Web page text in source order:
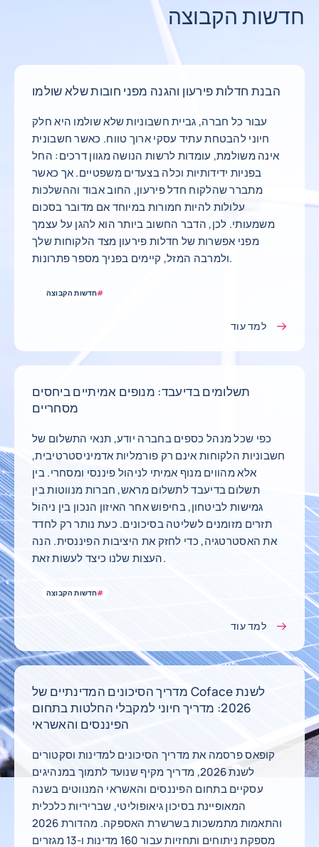
חדשות הקבוצה
הבנת חדלות פירעון והגנה מפני חובות שלא שולמו
עבור כל חברה, גביית חשבוניות שלא שולמו היא חלק
חיוני להבטחת עתיד עסקי ארוך טווח. כאשר חשבונית
אינה משולמת, עומדות לרשות הנושה מגוון דרכים: החל
בפניות ידידותיות וכלה בצעדים משפטיים. אך כאשר
מתברר שהלקוח חדל פירעון, החוב אבוד וההשלכות
עלולות להיות חמורות במיוחד אם מדובר בסכום
משמעותי. לכן, הדבר החשוב ביותר הוא להגן על עצמך
מפני אפשרות של חדלות פירעון מצד הלקוחות שלך
ולמרבה המזל, קיימים בפניך מספר פתרונות.
#חדשות הקבוצה
למד עוד
תשלומים בדיעבד: מנופים אמיתיים ביחסים
מסחריים
כפי שכל מנהל כספים בחברה יודע, תנאי התשלום של
חשבוניות הלקוחות אינם רק פורמליות אדמיניסטרטיבית,
אלא מהווים מנוף אמיתי לניהול פיננסי ומסחרי. בין
תשלום בדיעבד לתשלום מראש, חברות מנווטות בין
גמישות לביטחון, בחיפוש אחר האיזון הנכון בין ניהול
תזרים מזומנים לשליטה בסיכונים. כעת נותר רק לחדד
את האסטרטגיה, כדי לחזק את היציבות הפיננסית. הנה
העצות שלנו כיצד לעשות זאת.
#חדשות הקבוצה
למד עוד
מדריך הסיכונים המדינתיים של Coface לשנת
2026: מדריך חיוני למקבלי החלטות בתחום
הפיננסים והאשראי
קופאס פרסמה את מדריך הסיכונים למדינות וסקטורים
לשנת 2026, מדריך מקיף שנועד לתמוך במנהיגים
עסקיים בתחום הפיננסים והאשראי המנווטים בשנה
המאופיינת בסיכון גיאופוליטי, שבריריות כלכלית
והתאמות מתמשכות בשרשרת האספקה. מהדורת 2026
מספקת ניתוחים ותחזיות עבור 160 מדינות ו-13 מגזרים